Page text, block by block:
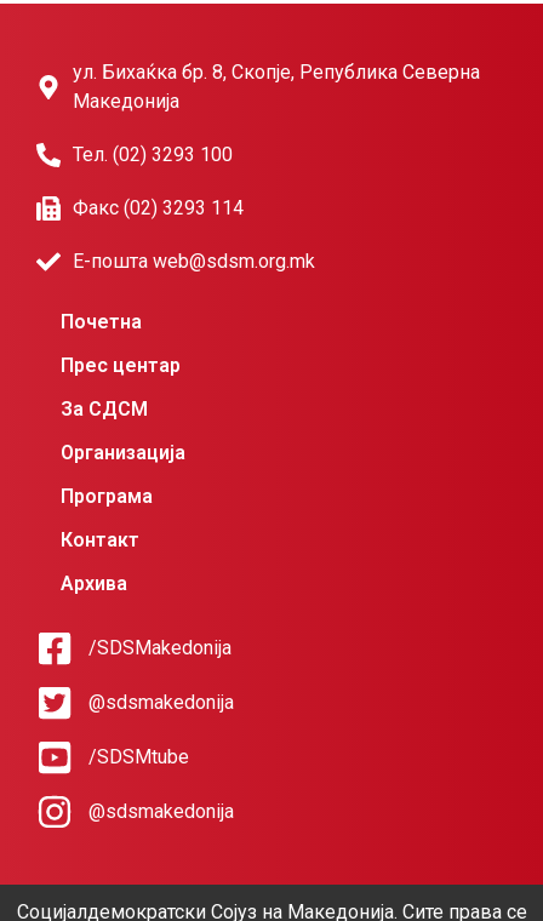
ул. Бихаќка бр. 8, Скопје, Република Северна
Македонија
Тел. (02) 3293 100
Факс (02) 3293 114
Е-пошта web@sdsm.org.mk
Почетна
Прес центар
За СДСМ
Организација
Програма
Контакт
Архива
/SDSMakedonija
@sdsmakedonija
/SDSMtube
@sdsmakedonija
Социјалдемократски Сојуз на Македонија. Сите права се